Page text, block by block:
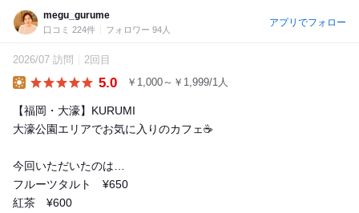
megu_gurume
口コミ 224件 フォロワー 94人
アプリでフォロー
2026/07 訪問 2回目
5.0 ￥1,000～￥1,999/1人
【福岡・大濠】KURUMI
大濠公園エリアでお気に入りのカフェ☕️
今回いただいたのは…
フルーツタルト ¥650
紅茶 ¥600